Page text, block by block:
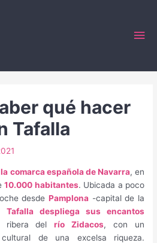
qué hacer
Tafalla
comarca española de Navarra, en
10.000 habitantes. Ubicada a poco
desde Pamplona-capital de la
,Tafalla despliega sus encantos
ribera delrío Zidacos, con un
de una excelsa riqueza.